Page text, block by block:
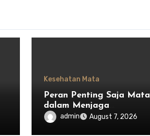
Kesehatan Mata
Peran Penting Saja Mata
dalam Menjaga
Keseimbangan Ekosistem
Indonesia
admin August 7, 2026